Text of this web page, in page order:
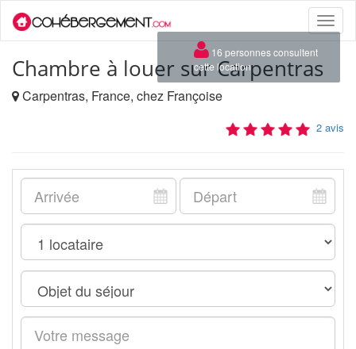
Toggle
Chambre à louer sur Carpentras
Carpentras, France, chez Françoise
2 avis
×
16 personnes consultent
cette location